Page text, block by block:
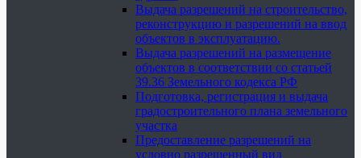
Выдача разрешений на строительство,
реконструкцию и разрешений на ввод
объектов в эксплуатацию.
Выдача разрешений на размещение
объектов в соответствии со статьей
39.36 Земельного кодекса РФ
Подготовка, регистрация и выдача
градостроительного плана земельного
участка
Предоставление разрешений на
условно разрешенный вид